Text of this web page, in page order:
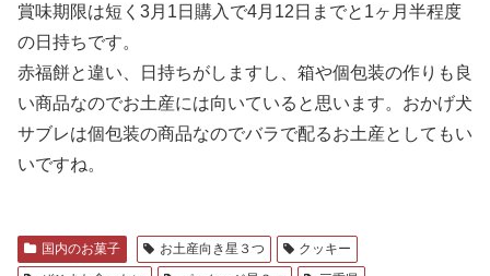
賞味期限は短く3月1日購入で4月12日までと1ヶ月半程度
の日持ちです。
赤福餅と違い、日持ちがしますし、箱や個包装の作りも良
い商品なのでお土産には向いていると思います。おかげ犬
サブレは個包装の商品なのでバラで配るお土産としてもい
いですね。
国内のお菓子 お土産向き星３つ
クッキー